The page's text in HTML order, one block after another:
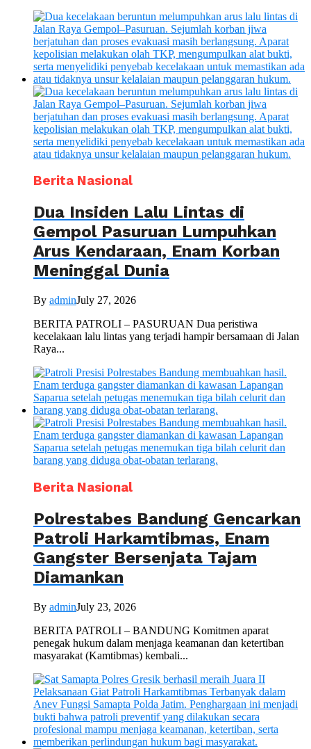
Berita Nasional
Dua Insiden Lalu Lintas di
Gempol Pasuruan Lumpuhkan
Arus Kendaraan, Enam Korban
Meninggal Dunia
By adminJuly 27, 2026
BERITA PATROLI – PASURUAN Dua peristiwa
kecelakaan lalu lintas yang terjadi hampir bersamaan di Jalan
Raya...
Berita Nasional
Polrestabes Bandung Gencarkan
Patroli Harkamtibmas, Enam
Gangster Bersenjata Tajam
Diamankan
By adminJuly 23, 2026
BERITA PATROLI – BANDUNG Komitmen aparat
penegak hukum dalam menjaga keamanan dan ketertiban
masyarakat (Kamtibmas) kembali...